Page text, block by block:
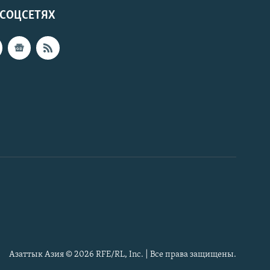
Азаттык Азия © 2026 RFE/RL, Inc. | Все права защищены.